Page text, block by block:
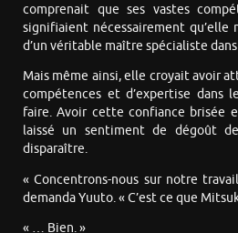
comprenait que ses vastes
signifiaient nécessairement qu’elle
d’un véritable maître spécialiste
Mais même ainsi, elle croyait avoir
compétences et d’expertise dans
faire. Avoir cette confiance brisée
laissé un sentiment de dégoût
disparaître.
« Concentrons-nous sur notre
demanda Yuuto. « C’est ce que
« … Bien. »